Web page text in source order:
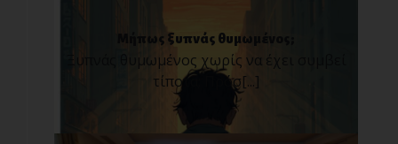
Μήπως ξυπνάς θυμωμένος;
Ξυπνάς θυμωμένος χωρίς να έχει συμβεί
τίποτα; Πρόσ[...]